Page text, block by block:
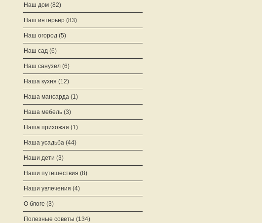
Наш дом (82)
Наш интерьер (83)
Наш огород (5)
Наш сад (6)
Наш санузел (6)
Наша кухня (12)
Наша мансарда (1)
Наша мебель (3)
Наша прихожая (1)
Наша усадьба (44)
Наши дети (3)
Наши путешествия (8)
Наши увлечения (4)
О блоге (3)
Полезные советы (134)